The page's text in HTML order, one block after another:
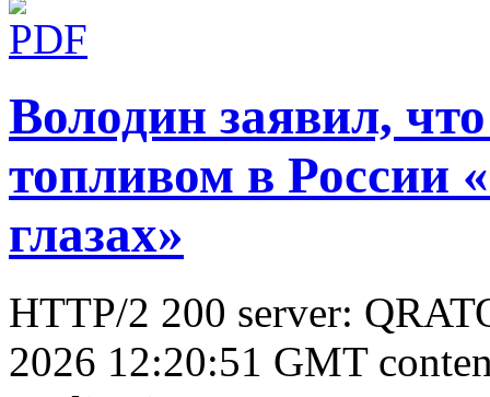
Володин заявил,
топливом в России
глазах»
HTTP/2 200 server:
2026 12:20:51 GMT